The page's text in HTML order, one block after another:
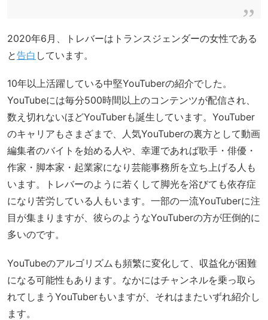
2020年6月、トレバーはトランスジェンダーの女性である
と告白 しています。
10年以上活躍している中堅YouTuberの紹介でした。
YouTubeには毎分500時間以上のコンテンツが配信され、
数え切れないほどYouTuberも誕生しています。YouTuber
のキャリアもさまざまで、人気YouTuberの裏方として動画
編集者のバイトを始める人や、幸運であれば歌手・俳優・
作家・脚本家・起業家になり芸能事務所を立ち上げる人も
います。トレバーのように若くして脚光を浴びても依存症
になり苦労している人もいます。一部の一流YouTuberに注
目が集まりますが、彼らのようなYouTuberの方が圧倒的に
多いのです。
YouTubeのアルゴリズムも頻繁に変化して、収益化が困難
になる可能性もあります。なかにはチャンネルを乗っ取ら
れてしまうYouTuberもいますが、それはまたいずれ紹介し
ます。